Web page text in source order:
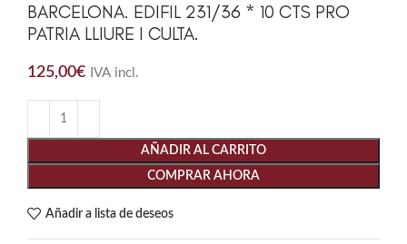
BARCELONA. EDIFIL 231/36 * 10 CTS PRO
PATRIA LLIURE I CULTA.
125,00€ IVA incl.
AÑADIR AL CARRITO
COMPRAR AHORA
Añadir a lista de deseos